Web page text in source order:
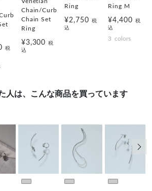
税
Chain/Curb
Chain Set
Ring
¥3,300税
込
Ring
¥2,750 税
込
Ring M
¥4,400 税
込
3 colors
人は、こんな商品を買っています